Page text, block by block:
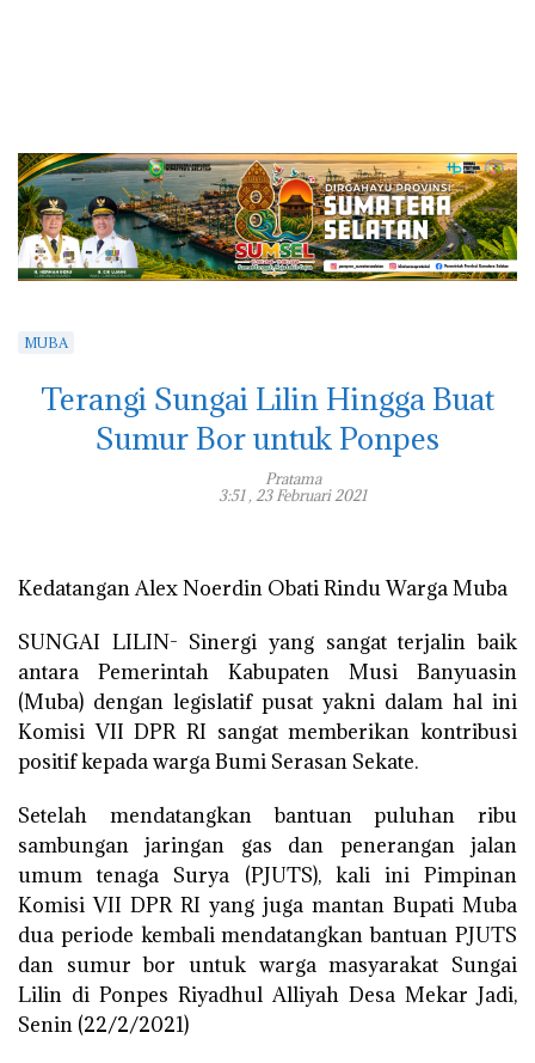
MUBA
Terangi Sungai Lilin Hingga Buat
Sumur Bor untuk Ponpes
Pratama
3:51 , 23 Februari 2021
Kedatangan Alex Noerdin Obati Rindu Warga Muba
SUNGAI LILIN- Sinergi yang sangat terjalin baik
antara Pemerintah Kabupaten Musi Banyuasin
(Muba) dengan legislatif pusat yakni dalam hal ini
Komisi VII DPR RI sangat memberikan kontribusi
positif kepada warga Bumi Serasan Sekate.
Setelah mendatangkan bantuan puluhan ribu
sambungan jaringan gas dan penerangan jalan
umum tenaga Surya (PJUTS), kali ini Pimpinan
Komisi VII DPR RI yang juga mantan Bupati Muba
dua periode kembali mendatangkan bantuan PJUTS
dan sumur bor untuk warga masyarakat Sungai
Lilin di Ponpes Riyadhul Alliyah Desa Mekar Jadi,
Senin (22/2/2021)